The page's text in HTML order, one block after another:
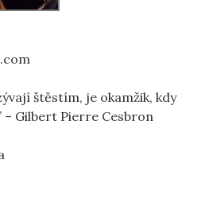
štěstím, je okamžik, kdy
Gilbert Pierre Cesbron